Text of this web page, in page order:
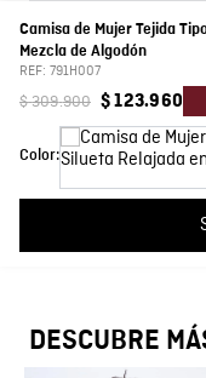
Camisa de Mujer Tejida
Mezcla de Algodón
REF: 791H007
$309.900 $ 123.960
Color:
Composición
Cuello
País de Fabricación
Fabricante / importador
Por favor, inicia
Más reciente
Cargando
DESCUBRE